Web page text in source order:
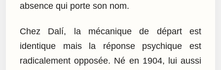
absence qui porte son nom.
Chez Dalí, la mécanique de départ est
identique mais la réponse psychique est
radicalement opposée. Né en 1904, lui aussi